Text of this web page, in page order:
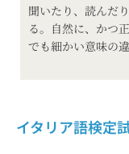
聞いたり、読んだ
る。自然に、かつ
でも細かい意味の
イタリア語検定